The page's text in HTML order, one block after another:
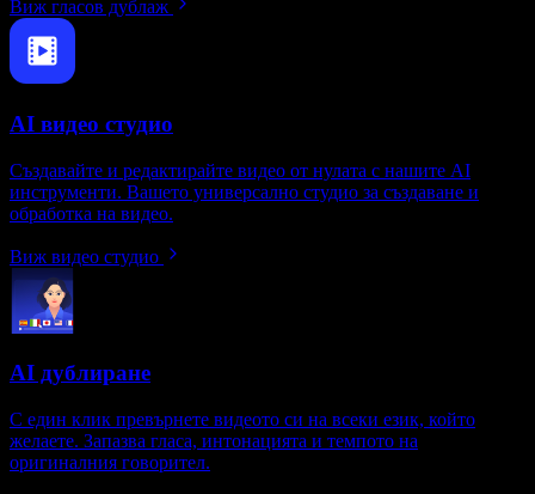
Виж гласов дублаж
AI видео студио
Създавайте и редактирайте видео от нулата с нашите AI
инструменти. Вашето универсално студио за създаване и
обработка на видео.
Виж видео студио
AI дублиране
С един клик превърнете видеото си на всеки език, който
желаете. Запазва гласа, интонацията и темпото на
оригиналния говорител.